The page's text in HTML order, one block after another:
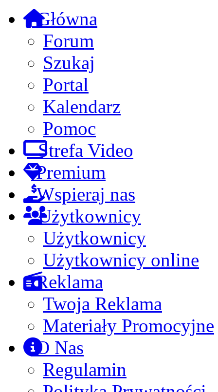
Główna
Forum
Szukaj
Portal
Kalendarz
Pomoc
Strefa Video
Premium
Wspieraj nas
Użytkownicy
Użytkownicy
Użytkownicy online
Reklama
Twoja Reklama
Materiały Promocyjne
O Nas
Regulamin